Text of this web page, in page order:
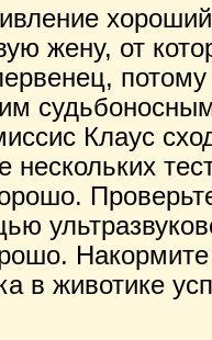
жену, от
Клаус
нескольких
в животике